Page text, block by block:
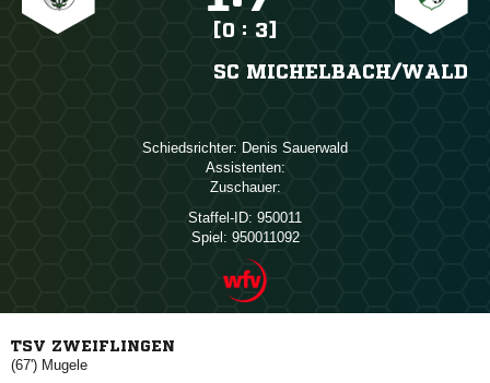
[0 : 3]
SC MICHELBACH/​WALD
Schiedsrichter:  
Assistenten:
Zuschauer:
Staffel-ID: 950011
Spiel: 950011092
TSV ZWEIFLINGEN
(67') 